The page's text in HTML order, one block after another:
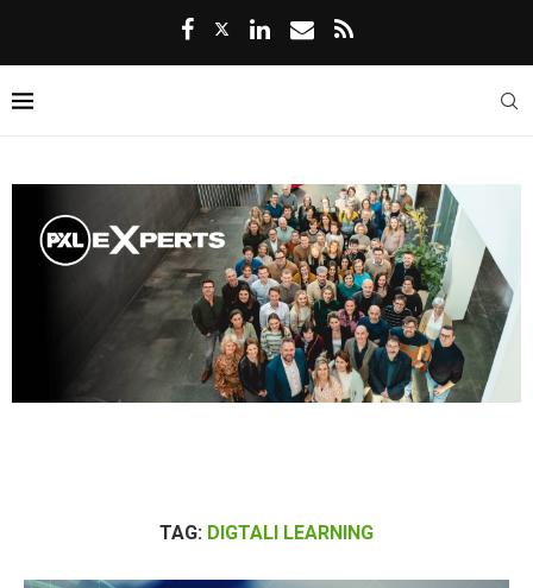
TAG: DIGTALI LEARNING